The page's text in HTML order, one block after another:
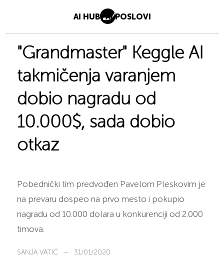
AI HUB AI POSLOVI
"Grandmaster" Keggle AI
takmičenja varanjem
dobio nagradu od
10.000$, sada dobio
otkaz
Pobednički tim predvođen Pavelom Pleskovim je
na prevaru dospeo na prvo mesto i pokupio
nagradu od 10.000 dolara u konkurenciji od 2.000
timova.
SANJA VATIĆ — 31/01/2020